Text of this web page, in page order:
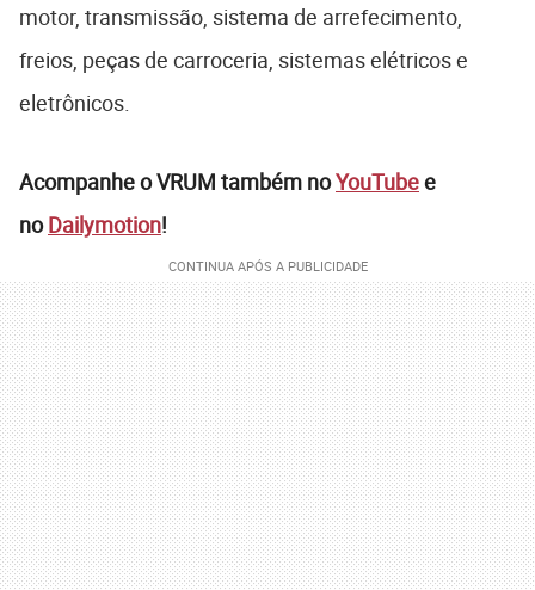
motor, transmissão, sistema de arrefecimento,
freios, peças de carroceria, sistemas elétricos e
eletrônicos.
Acompanhe o VRUM também noYouTubee
noDailymotion!